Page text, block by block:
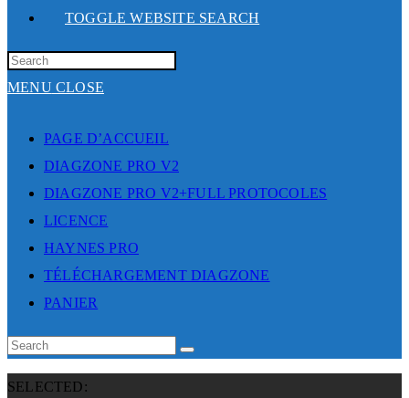
TOGGLE WEBSITE SEARCH
MENU CLOSE
PAGE D’ACCUEIL
DIAGZONE PRO V2
DIAGZONE PRO V2+FULL PROTOCOLES
LICENCE
HAYNES PRO
TÉLÉCHARGEMENT DIAGZONE
PANIER
SELECTED: